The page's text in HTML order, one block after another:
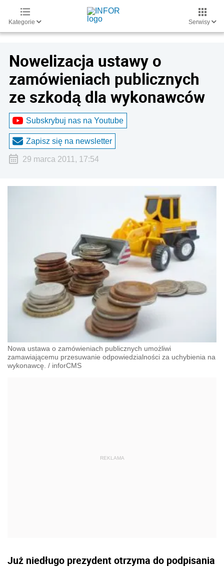
Kategorie Serwisy
Nowelizacja ustawy o
zamówieniach publicznych
ze szkodą dla wykonawców
Subskrybuj nas na Youtube
Zapisz się na newsletter
29 marca 2011, 17:54
Nowa ustawa o zamówieniach publicznych umożliwi
zamawiającemu przesuwanie odpowiedzialności za uchybienia na
wykonawcę. / inforCMS
Już niedługo prezydent otrzyma do podpisania